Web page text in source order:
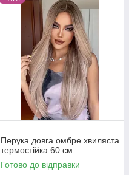
Перука довга омбре хвиляста
термостійка 60 см
Готово до відправки